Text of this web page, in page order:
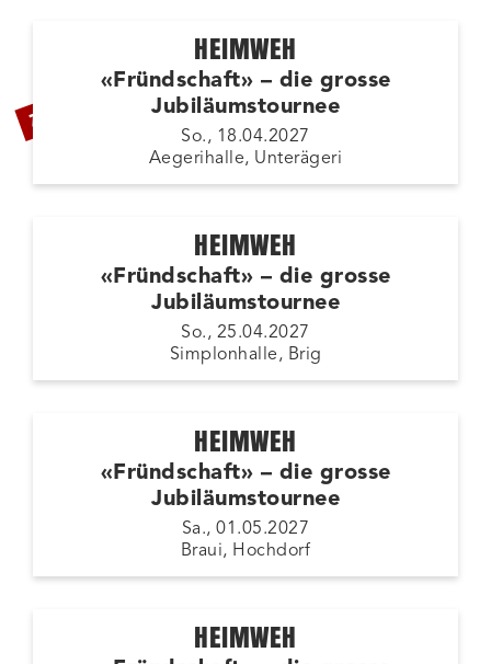
ZUSATZSHOW
HEIMWEH
«Fründschaft» – die grosse
Jubiläumstournee
So., 18.04.2027
Aegerihalle, Unterägeri
HEIMWEH
«Fründschaft» – die grosse
Jubiläumstournee
So., 25.04.2027
Simplonhalle, Brig
HEIMWEH
«Fründschaft» – die grosse
Jubiläumstournee
Sa., 01.05.2027
Braui, Hochdorf
HEIMWEH